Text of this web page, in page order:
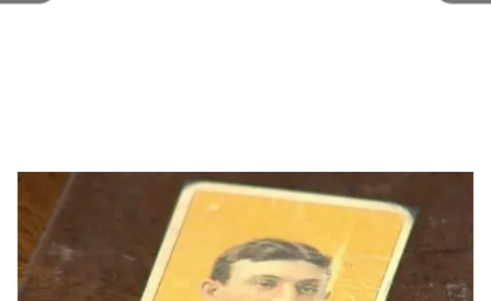
Abhishek Banerjee: দীর্ঘ
জেরার পর ছাড়া পেলেন,
Kalyan Banerjee on
Abhishek: 'আমি কী ডাস্টবিন?